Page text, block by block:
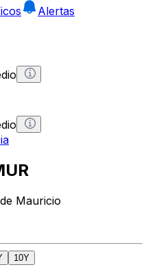
Alertas
Mauricio
10Y